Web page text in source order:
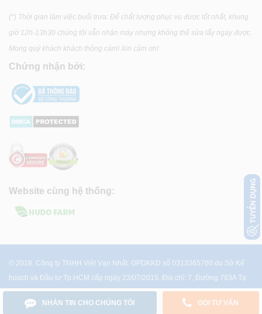
(*) Thời gian làm việc buổi trưa: Để chất lượng phục vụ được tốt nhất, khung
giờ 12h-13h30 chúng tôi vẫn nhận máy nhưng không thể sửa lấy ngay được.
Mong quý khách khách thông cảm! Xin cảm ơn!
Chứng nhận bởi:
Website cùng hệ thống:
© 2018. Công ty TNHH Việt Vạn Nhất. GPDKKD số 0313365760 do Sở Kế
hoạch và Đầu tư Tp.HCM cấp ngày 23/07/2015. Địa chỉ: 7, Đường 783A Tạ
Quang Bửu, P.4, Q.8, Tp.HCM
NHẮN TIN CHO CHÚNG TÔI
GỌI TƯ VẤN